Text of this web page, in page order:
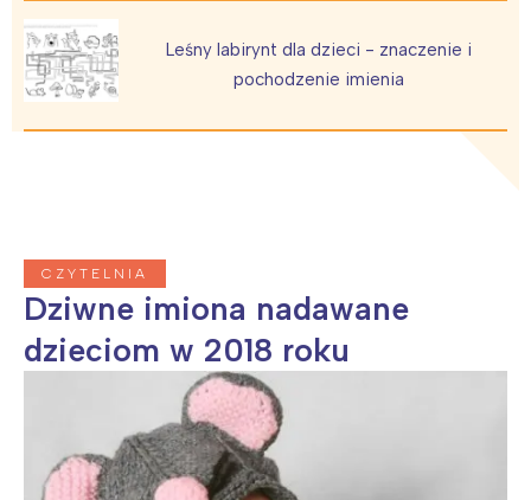
Leśny labirynt dla dzieci - znaczenie i
pochodzenie imienia
CZYTELNIA
Dziwne imiona nadawane
dzieciom w 2018 roku